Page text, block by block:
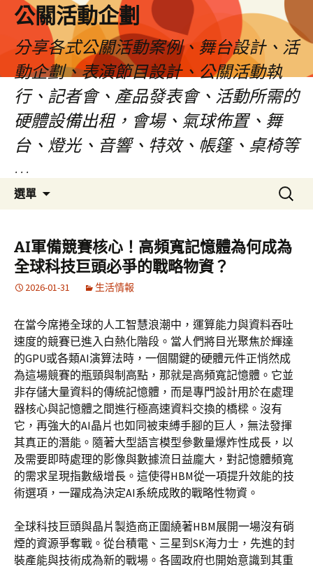
公關活動企劃
分享各式公關活動案例、舞台設計、活
動企劃、表演節目設計、公關活動執
行、記者會、產品發表會、活動所需的
硬體設備出租，會場、氣球佈置、舞
台、燈光、音響、特效、帳篷、桌椅等
…
選單
要
內
容
搜
尋
鍵
字:
AI軍備競賽核心！高頻寬記憶體為何成為
全球科技巨頭必爭的戰略物資？
2026-01-31 生活情報
在當今席捲全球的人工智慧浪潮中，運算能力與資料吞吐
速度的競賽已進入白熱化階段。當人們將目光聚焦於輝達
的GPU或各類AI演算法時，一個關鍵的硬體元件正悄然成
為這場競賽的瓶頸與制高點，那就是高頻寬記憶體。它並
非存儲大量資料的傳統記憶體，而是專門設計用於在處理
器核心與記憶體之間進行極高速資料交換的橋樑。沒有
它，再強大的AI晶片也如同被束縛手腳的巨人，無法發揮
其真正的潛能。隨著大型語言模型參數量爆炸性成長，以
及需要即時處理的影像與數據流日益龐大，對記憶體頻寬
的需求呈現指數級增長。這使得HBM從一項提升效能的技
術選項，一躍成為決定AI系統成敗的戰略性物資。
全球科技巨頭與晶片製造商正圍繞著HBM展開一場沒有硝
煙的資源爭奪戰。從台積電、三星到SK海力士，先進的封
裝產能與技術成為新的戰場。各國政府也開始意識到其重